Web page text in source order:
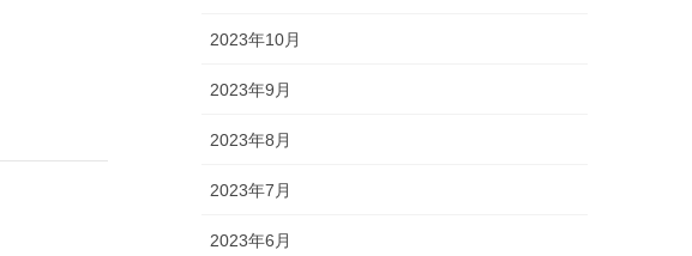
2023年10月
2023年9月
2023年8月
2023年7月
2023年6月